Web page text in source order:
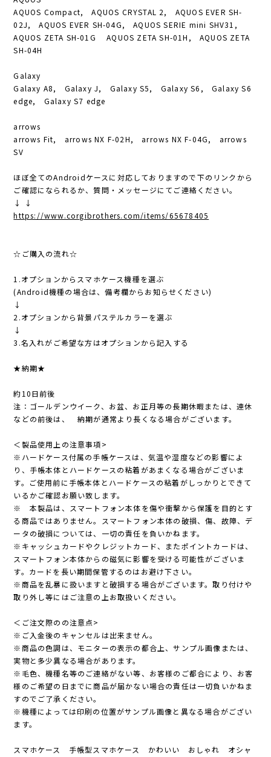
AQUOS Compact, AQUOS CRYSTAL 2, AQUOS EVER SH-
02J, AQUOS EVER SH-04G, AQUOS SERIE mini SHV31,
AQUOS ZETA SH-01G AQUOS ZETA SH-01H, AQUOS ZETA
SH-04H
Galaxy
Galaxy A8, Galaxy J, Galaxy S5, Galaxy S6, Galaxy S6
edge, Galaxy S7 edge
arrows
arrows Fit, arrows NX F-02H, arrows NX F-04G, arrows
SV
ほぼ全てのAndroidケースに対応しておりますので下のリンクから
ご確認になられるか、質問・メッセージにてご連絡ください。
↓ ↓
https://www.corgibrothers.com/items/65678405
☆ご購入の流れ☆
1.オプションからスマホケース機種を選ぶ
(Android機種の場合は、備考欄からお知らせください)
↓
2.オプションから背景パステルカラーを選ぶ
↓
3.名入れがご希望な方はオプションから記入する
★納期★
約10日前後
注：ゴールデンウイーク、お盆、お正月等の長期休暇または、連休
などの前後は、 納期が通常より長くなる場合がございます。
＜製品使用上の注意事項>
※ハードケース付属の手帳ケースは、気温や湿度などの影響によ
り、手帳本体とハードケースの粘着があまくなる場合がございま
す。ご使用前に手帳本体とハードケースの粘着がしっかりとできて
いるかご確認お願い致します。
※ 本製品は、スマートフォン本体を傷や衝撃から保護を目的とす
る商品ではありません。スマートフォン本体の破損、傷、故障、デ
ータの破損については、一切の責任を負いかねます。
※キャッシュカードやクレジットカード、またポイントカードは、
スマートフォン本体からの磁気に影響を受ける可能性がございま
す。カードを長い期間保管するのはお避け下さい。
※商品を乱暴に扱いますと破損する場合がございます。取り付けや
取り外し等にはご注意の上お取扱いください。
＜ご注文際のの注意点>
※ご入金後のキャンセルは出来ません。
※商品の色調は、モニターの表示の都合上、サンプル画像または、
実物と多少異なる場合があります。
※毛色、機種名等のご連絡がない等、お客様のご都合により、お客
様のご希望の日までに商品が届かない場合の責任は一切負いかねま
すのでご了承ください。
※機種によっては印刷の位置がサンプル画像と異なる場合がござい
ます。
スマホケース 手帳型スマホケース かわいい おしゃれ オシャ